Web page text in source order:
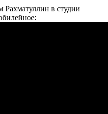
Рахматуллин в студии